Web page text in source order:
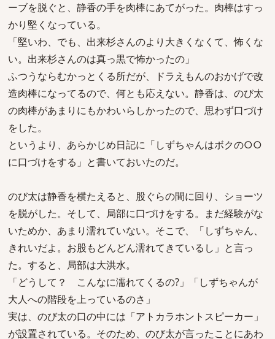
ーブを脱ぐと、静香の手を肉棒にあてがった。肉棒はすっ
かり堅くなっている。
「堅いわ、でも、出来杉さんのより大きくなくて、怖くな
い。出来杉さんのは真っ黒で怖かったの」
ふつうならむかっとくる所だが、ドラえもんのおかげで改
造肉棒になってるので、何とも応えない。静香は、のび太
の肉棒があまりにもかわいらしかったので、思わず口づけ
をした。
というより、あらかじめ日記に「しずちゃんはボクの○○
に口づけをする」と書いておいたのだ。
のび太は静香を横たえると、股ぐらの間に回り、ショーツ
を脱がした。そして、局部に口づけをする。まだ経験がな
いためか、あまり濡れていない。そこで、「しずちゃん、
きれいだよ。お股もどんどん濡れてきているし」と言っ
た。すると、局部は大洪水。
「どうして？ こんなに濡れてくるの?」「しずちゃんが
大人への階段を上っているのさ」
実は、のび太の口の中には「アトカラホントスピーカー」
が設置されている。そのため、のび太が言ったことにあわ